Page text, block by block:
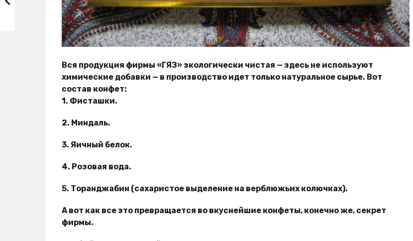
Вся продукция фирмы «ГЯЗ» экологически чистая — здесь не используют
химические добавки — в производство идет только натуральное сырье. Вот
состав конфет:
1. Фисташки.
2. Миндаль.
3. Яичный белок.
4. Розовая вода.
5. Торанджабин (сахаристое выделение на верблюжьих колючках).
А вот как все это превращается во вкуснейшие конфеты, конечно же, секрет
фирмы.